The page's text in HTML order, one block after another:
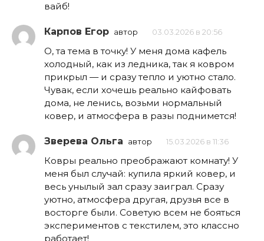
вайб!
Карпов Егор автор 03.03.2026 в 20:56
О, та тема в точку! У меня дома кафель
холодный, как из ледника, так я ковром
прикрыл — и сразу тепло и уютно стало.
Чувак, если хочешь реально кайфовать
дома, не ленись, возьми нормальный
ковер, и атмосфера в разы поднимется!
Зверева Ольга автор 15.03.2026 в 11:36
Ковры реально преображают комнату! У
меня был случай: купила яркий ковер, и
весь унылый зал сразу заиграл. Сразу
уютно, атмосфера другая, друзья все в
восторге были. Советую всем не бояться
экспериментов с текстилем, это классно
работает!